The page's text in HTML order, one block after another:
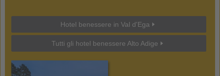
Hotel benessere in Val d'Ega
Tutti gli hotel benessere Alto Adige